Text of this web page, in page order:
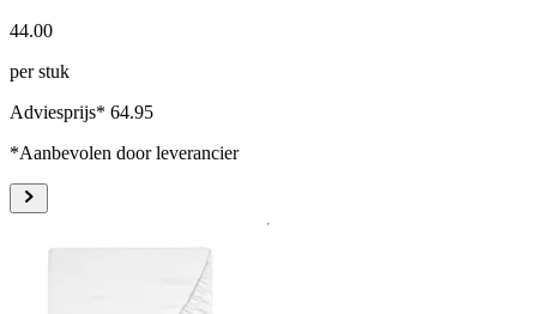
44.00
per stuk
Adviesprijs* 64.95
*Aanbevolen door leverancier